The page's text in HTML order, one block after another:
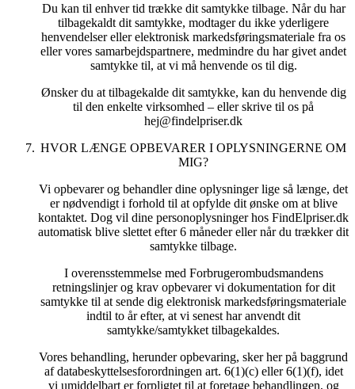
Du kan til enhver tid trække dit samtykke tilbage. Når du har
tilbagekaldt dit samtykke, modtager du ikke yderligere
henvendelser eller elektronisk markedsføringsmateriale fra os
eller vores samarbejdspartnere, medmindre du har givet andet
samtykke til, at vi må henvende os til dig.
Ønsker du at tilbagekalde dit samtykke, kan du henvende dig
til den enkelte virksomhed – eller skrive til os på
hej@findelpriser.dk
HVOR LÆNGE OPBEVARER I OPLYSNINGERNE OM
MIG?
Vi opbevarer og behandler dine oplysninger lige så længe, det
er nødvendigt i forhold til at opfylde dit ønske om at blive
kontaktet. Dog vil dine personoplysninger hos FindElpriser.dk
automatisk blive slettet efter 6 måneder eller når du trækker dit
samtykke tilbage.
I overensstemmelse med Forbrugerombudsmandens
retningslinjer og krav opbevarer vi dokumentation for dit
samtykke til at sende dig elektronisk markedsføringsmateriale
indtil to år efter, at vi senest har anvendt dit
samtykke/samtykket tilbagekaldes.
Vores behandling, herunder opbevaring, sker her på baggrund
af databeskyttelsesforordningen art. 6(1)(c) eller 6(1)(f), idet
vi umiddelbart er forpligtet til at foretage behandlingen, og